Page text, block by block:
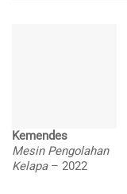
Kemendes
Mesin Pengolahan
Kelapa – 2022